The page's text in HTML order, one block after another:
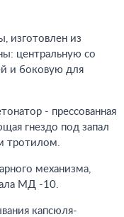
изготовлен из
центральную со
и боковую для
- прессованная
гнездо под запал
тротилом.
механизма,
МД -10.
капсюля-